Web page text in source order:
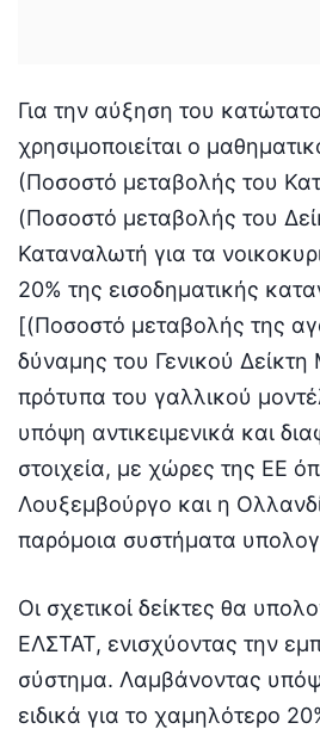
Για την αύξηση του
χρησιμοποιείται ο
(Ποσοστό μεταβολής του
(Ποσοστό μεταβολής του
Καταναλωτή για τα
20% της εισοδηματικής
[(Ποσοστό μεταβολής της
δύναμης του Γενικού
πρότυπα του γαλλικού
υπόψη αντικειμενικά και
στοιχεία, με χώρες της ΕΕ
Λουξεμβούργο και η
παρόμοια συστήματα
Οι σχετικοί δείκτες θα
ΕΛΣΤΑΤ, ενισχύοντας την
σύστημα. Λαμβάνοντας
ειδικά για το χαμηλότερο